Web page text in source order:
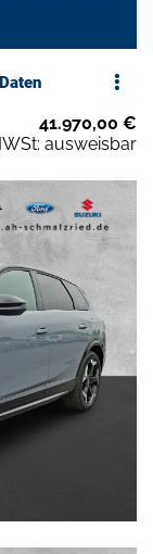
41.970,00 €
ausweisbar